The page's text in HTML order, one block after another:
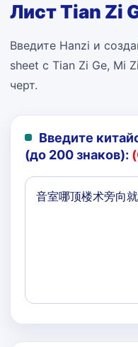
Лист Tian Zi
Введите Hanzi и
sheet с Tian Zi Ge, Mi
черт.
Введите
(до 200 знаков):